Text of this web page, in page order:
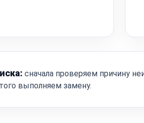
сначала проверяем причину
выполняем замену.